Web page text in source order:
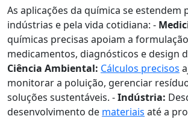
As aplicações da química se estendem
indústrias e pela vida cotidiana: -
químicas precisas apoiam a
medicamentos, diagnósticos e design
Ciência Ambiental: Cálculos precisos
monitorar a poluição, gerenciar
soluções sustentáveis. -Indústria:
desenvolvimento de materiais até a